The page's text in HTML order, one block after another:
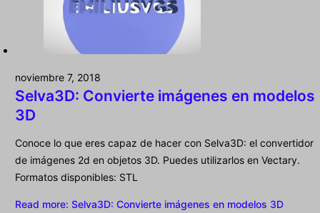
noviembre 7, 2018
Selva3D: Convierte imágenes en modelos
3D
Conoce lo que eres capaz de hacer con Selva3D: el convertidor
de imágenes 2d en objetos 3D. Puedes utilizarlos en Vectary.
Formatos disponibles: STL
Read more: Selva3D: Convierte imágenes en modelos 3D